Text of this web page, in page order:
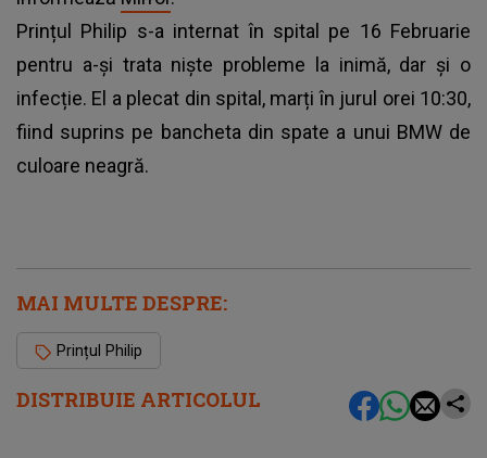
DISTRIBUIE ARTICOLUL
Prințul Philip s-a internat în spital pe 16 Februarie
pentru a-și trata niște probleme la inimă, dar și o
infecție. El a plecat din spital, marți în jurul orei 10:30,
fiind suprins pe bancheta din spate a unui BMW de
culoare neagră.
MAI MULTE DESPRE:
Prințul Philip